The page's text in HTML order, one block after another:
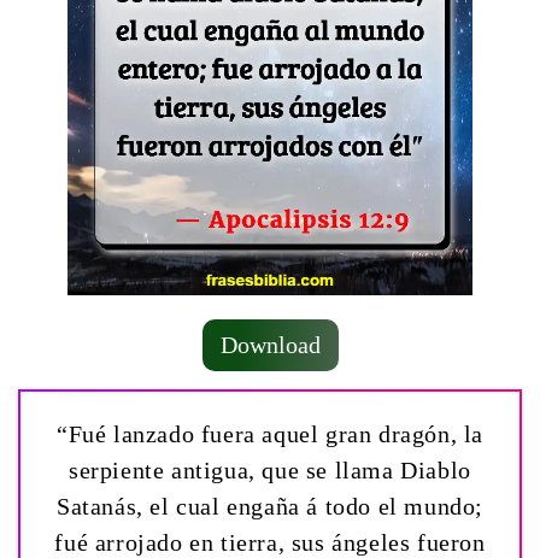
Download
“Fué lanzado fuera aquel gran dragón, la
serpiente antigua, que se llama Diablo
Satanás, el cual engaña á todo el mundo;
fué arrojado en tierra, sus ángeles fueron